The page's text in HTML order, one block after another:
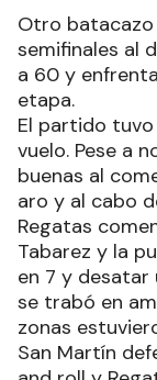
Otro
semifinales al
a 60 y
etapa.
El partido
vuelo. Pese a
buenas al
aro y al cabo
Regatas
Tabarez y la
en 7 y
se trabó en
zonas
San Martín